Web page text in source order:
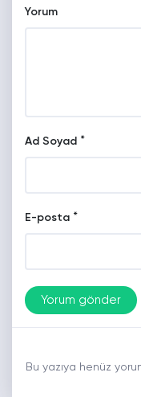
Yorum
Ad Soyad *
E-posta *
Bu yazıya henüz